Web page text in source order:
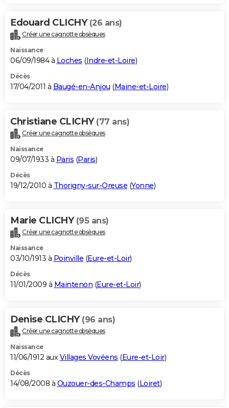
Edouard CLICHY (26 ans)
Créer une cagnotte obsèques
Naissance
06/09/1984 à Loches (Indre-et-Loire)
Décès
17/04/2011 à Baugé-en-Anjou (Maine-et-Loire)
Christiane CLICHY (77 ans)
Créer une cagnotte obsèques
Naissance
09/07/1933 à Paris (Paris)
Décès
19/12/2010 à Thorigny-sur-Oreuse (Yonne)
Marie CLICHY (95 ans)
Créer une cagnotte obsèques
Naissance
03/10/1913 à Poinville (Eure-et-Loir)
Décès
11/01/2009 à Maintenon (Eure-et-Loir)
Denise CLICHY (96 ans)
Créer une cagnotte obsèques
Naissance
11/06/1912 auxVillages Vovéens (Eure-et-Loir)
Décès
14/08/2008 à Ouzouer-des-Champs (Loiret)